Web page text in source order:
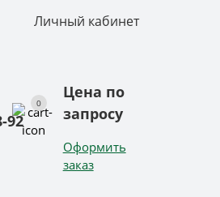
Личный кабинет
92
0
Цена по
запросу
Оформить
заказ